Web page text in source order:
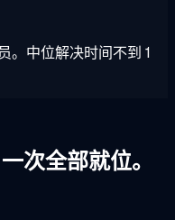
。中位解决时间不到 1
次全部就位。